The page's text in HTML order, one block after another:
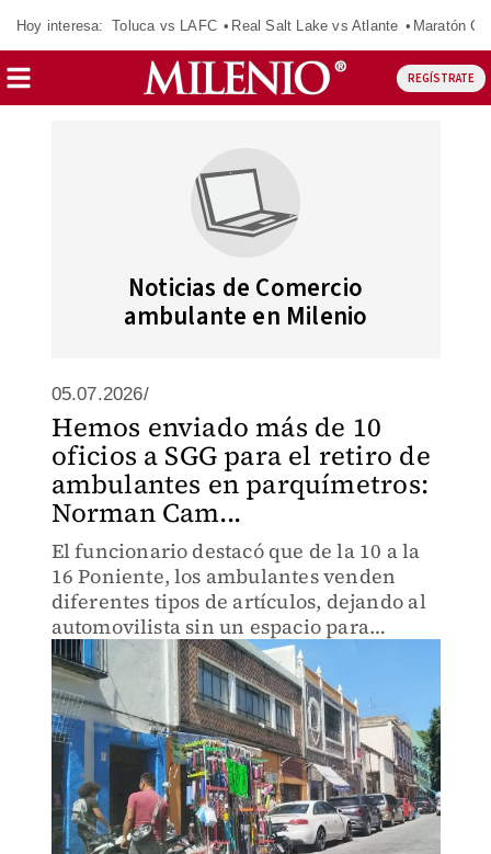
Hoy interesa: Toluca vs LAFC Real Salt Lake vs Atlante Maratón
REGÍSTRATE
Noticias de Comercio
ambulante en Milenio
05.07.2026/
Hemos enviado más de 10
oficios a SGG para el retiro de
ambulantes en parquímetros:
Norman Cam...
El funcionario destacó que de la 10 a la
16 Poniente, los ambulantes venden
diferentes tipos de artículos, dejando al
automovilista sin un espacio para
estacionarse.